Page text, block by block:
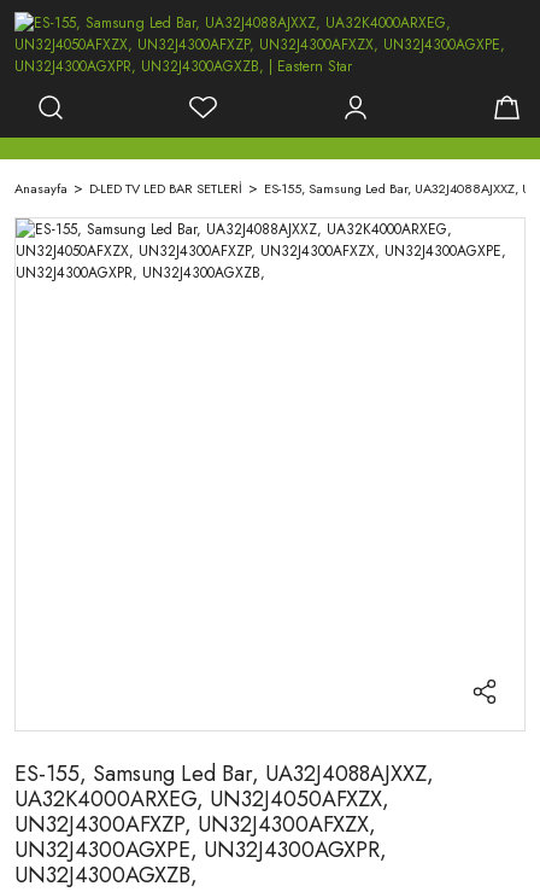
Anasayfa D-LED TV LED BAR SETLERİ ES-155, Samsung Led Bar, UA32J4088AJXXZ,
ES-155, Samsung Led Bar, UA32J4088AJXXZ,
UA32K4000ARXEG, UN32J4050AFXZX,
UN32J4300AFXZP, UN32J4300AFXZX,
UN32J4300AGXPE, UN32J4300AGXPR,
UN32J4300AGXZB,